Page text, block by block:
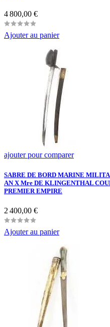
Prix
4 800,00 €
Ajouter au panier
ajouter pour comparer
SABRE DE BORD MARINE
AN X Mre DE KLINGENTHAL
PREMIER EMPIRE
Prix
2 400,00 €
Ajouter au panier